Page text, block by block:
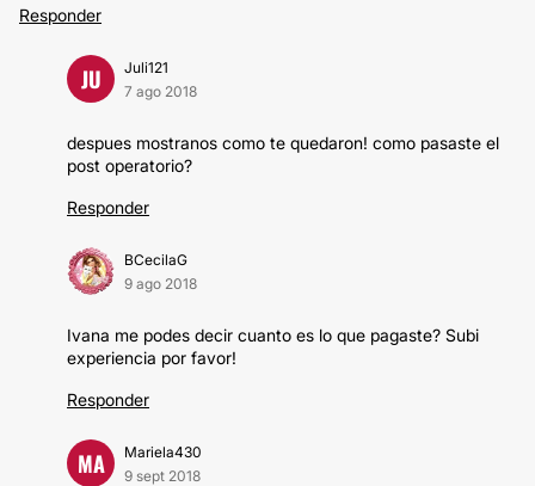
Responder
JU
Juli121
7 ago 2018
despues mostranos como te quedaron! como pasaste el
post operatorio?
Responder
BCecilaG
9 ago 2018
Ivana me podes decir cuanto es lo que pagaste? Subi
experiencia por favor!
Responder
MA
Mariela430
9 sept 2018